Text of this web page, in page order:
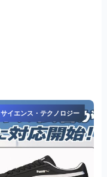
サイエンス・テクノロジー